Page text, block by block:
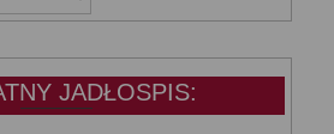
JADŁOSPIS: